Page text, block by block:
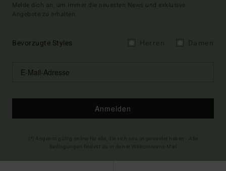
Melde dich an, um immer die neuesten News und exklusive
Angebote zu erhalten.
Bevorzugte Styles
Anmelden